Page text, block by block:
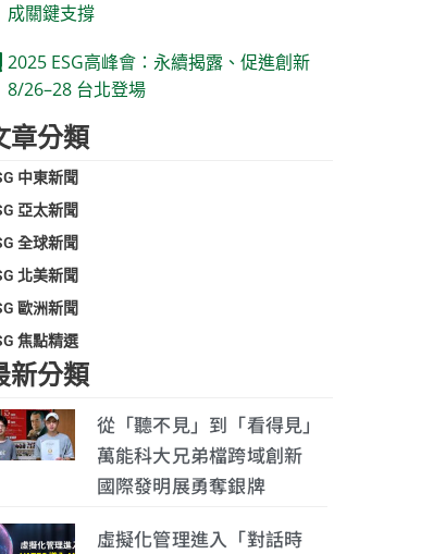
成關鍵支撐
2025 ESG高峰會：永續揭露、促進創新
8/26–28 台北登場
章分類
中東新聞
亞太新聞
全球新聞
北美新聞
歐洲新聞
焦點精選
新分類
從「聽不見」到「看得見」
萬能科大兄弟檔跨域創新
國際發明展勇奪銀牌
虛擬化管理進入「對話時